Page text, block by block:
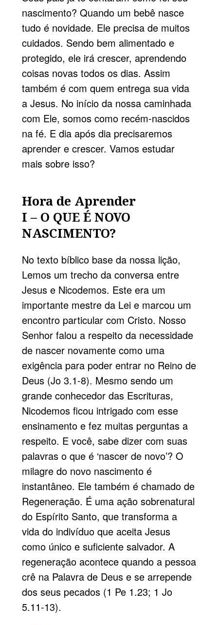
nascimento? Quando um bebê nasce
tudo é novidade. Ele precisa de muitos
cuidados. Sendo bem alimentado e
protegido, ele irá crescer, aprendendo
coisas novas todos os dias. Assim
também é com quem entrega sua vida
a Jesus. No início da nossa caminhada
com Ele, somos como recém-nascidos
na fé. E dia após dia precisaremos
aprender e crescer. Vamos estudar
mais sobre isso?
Hora de Aprender
I – O QUE É NOVO
NASCIMENTO?
No texto bíblico base da nossa lição,
Lemos um trecho da conversa entre
Jesus e Nicodemos. Este era um
importante mestre da Lei e marcou um
encontro particular com Cristo. Nosso
Senhor falou a respeito da necessidade
de nascer novamente como uma
exigência para poder entrar no Reino de
Deus (Jo 3.1-8). Mesmo sendo um
grande conhecedor das Escrituras,
Nicodemos ficou intrigado com esse
ensinamento e fez muitas perguntas a
respeito. E você, sabe dizer com suas
palavras o que é ‘nascer de novo’? O
milagre do novo nascimento é
instantâneo. Ele também é chamado de
Regeneração. É uma ação sobrenatural
do Espírito Santo, que transforma a
vida do indivíduo que aceita Jesus
como único e suficiente salvador. A
regeneração acontece quando a pessoa
crê na Palavra de Deus e se arrepende
dos seus pecados (1 Pe 1.23; 1 Jo
5.11-13).